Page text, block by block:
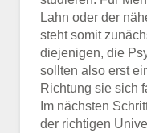
Lahn oder der
steht somit
diejenigen, die
sollten also erst
Richtung sie sich
Im nächsten
der richtigen